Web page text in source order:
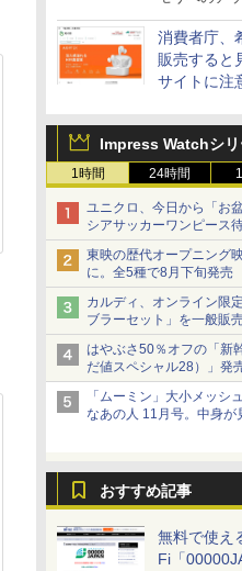
消費者庁、
販売すると
サイトに注
Impress Watchシ
1時間 24時間
ユニクロ、今日から「お
シアサッカーワンピース
ショーツは1990円に
東映の歴代オープニング
に。全5種で8月下旬発売
カルディ、オンライン限
ブラーセット」を一般販
当選無効分
はやぶさ50％オフの「新
だ値スペシャル28）」発
ねっと限定
「ムーミン」大小メッシ
なあの人 11月号。中身が
おすすめ記事
無料で使え
Fi「